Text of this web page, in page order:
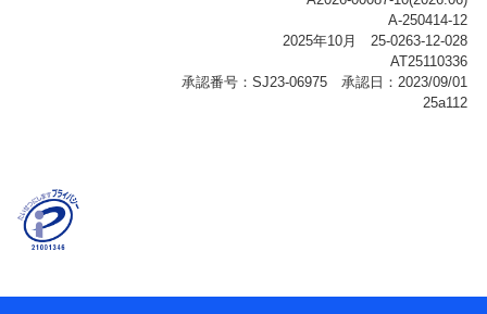
関する情報、アプリケーション利用時の行動に関する情
報、購入されたサービスや商品の名称・購入場所・決済
に関する情報、アンケートの回答に関する情報などが含
名、住所、生年月日、性別、保険契約者と被保険者の関
係、保険加入の目的、保険商品の内容、保険料、保険料
のお支払方法、車のメーカーや走行距離などの情報、建